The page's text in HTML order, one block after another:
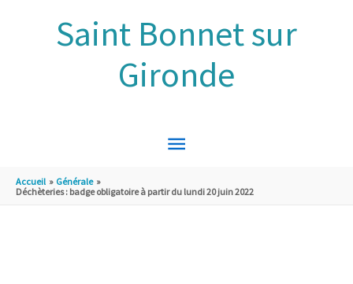
Saint Bonnet sur
Gironde
MENU
PRINCIPAL
Accueil
Générale
Déchèteries : badge obligatoire à partir du lundi 20 juin 2022